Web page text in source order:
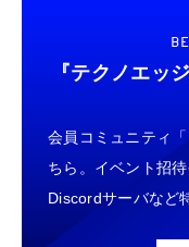
『テクノエッ
会員コミュニティ
ちら。イベント招
Discordサーバなど